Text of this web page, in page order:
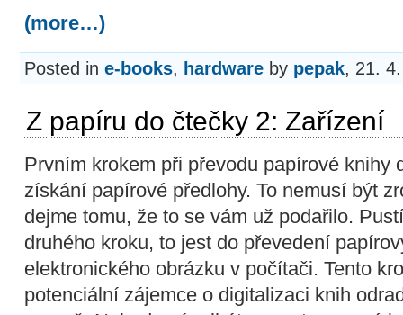
(more…)
Posted in e-books, hardware by pepak, 21.
Z papíru do čtečky 2: Zařízení
Prvním krokem při převodu papírové knihy
získání papírové předlohy. To nemusí být
dejme tomu, že to se vám už podařilo.
druhého kroku, to jest do převedení
elektronického obrázku v počítači. Tento
potenciální zájemce o digitalizaci knih